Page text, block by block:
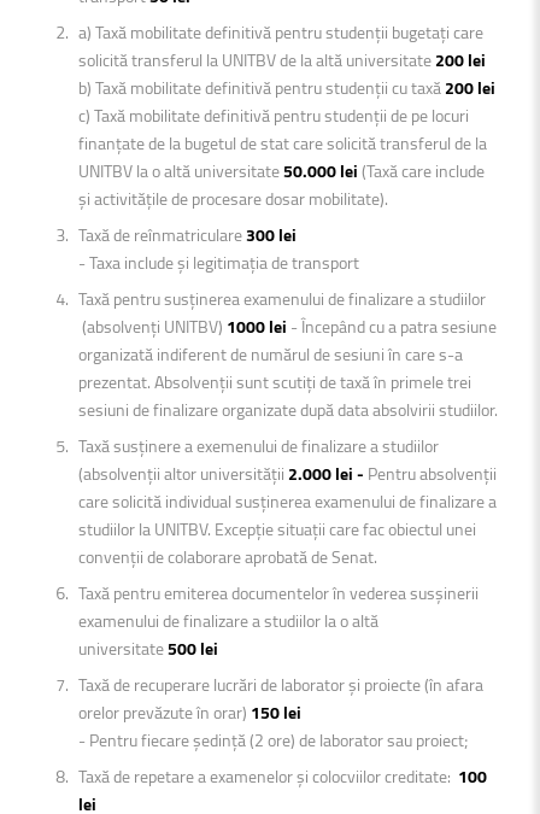
a) Taxă mobilitate definitivă pentru studenții bugetați care
solicită transferul la UNITBV de la altă universitate200 lei
b) Taxă mobilitate definitivă pentru studenții cu taxă200 lei
c) Taxă mobilitate definitivă pentru studenții de pe locuri
finanțate de la bugetul de stat care solicită transferul de la
UNITBV la o altă universitate50.000 lei(Taxă care include
și activitățile de procesare dosar mobilitate).
Taxă de reînmatriculare300 lei
- Taxa include şi legitimația de transport
Taxă pentru susținerea examenului de finalizare a studiilor
(absolvenți UNITBV) 1000 lei - Începând cu a patra sesiune
organizată indiferent de numărul de sesiuni în care s-a
prezentat. Absolvenții sunt scutiți de taxă în primele trei
sesiuni de finalizare organizate după data absolvirii studiilor.
Taxă susținere a exemenului de finalizare a studiilor
(absolvenții altor universității2.000 lei - Pentru absolvenții
care solicită individual susținerea examenului de finalizare a
studiilor la UNITBV. Excepție situații care fac obiectul unei
convenții de colaborare aprobată de Senat.
Taxă pentru emiterea documentelor în vederea susșinerii
examenului de finalizare a studiilor la o altă
universitate500 lei
Taxă de recuperare lucrări de laborator şi proiecte (în afara
orelor prevăzute în orar) 150 lei
- Pentru fiecare şedință (2 ore) de laborator sau proiect;
Taxă de repetare a examenelor şi colocviilor creditate: 100
lei